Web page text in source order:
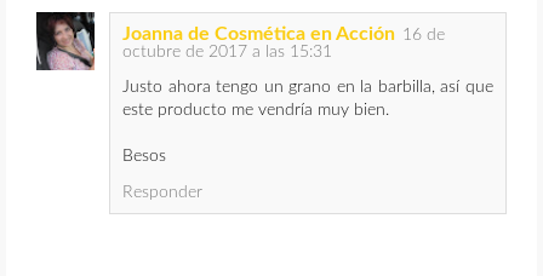
Joanna de Cosmética en Acción 16 de
octubre de 2017 a las 15:31
Justo ahora tengo un grano en la barbilla, así que
este producto me vendría muy bien.
Besos
Responder